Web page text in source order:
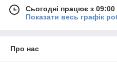
Сьогодні працює з
Показати весь графік
Про нас